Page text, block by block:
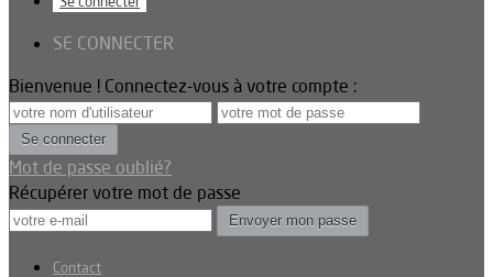
SE CONNECTER
Bienvenue ! Connectez-vous à votre compte :
Mot de passe oublié?
Récupérer votre mot de passe
Contact